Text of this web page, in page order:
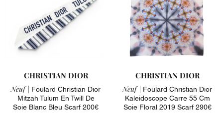
CHRISTIAN DIOR
Neuf | Foulard Christian Dior
Mitzah Tulum En Twill De
Soie Blanc Bleu Scarf 200€
CHRISTIAN DIOR
Neuf | Foulard Christian Dior
Kaleidoscope Carre 55 Cm
Soie Floral 2019 Scarf 290€